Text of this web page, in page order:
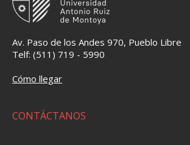
Av. Paso de los Andes 970, Pueblo Libre
Telf: (511) 719 - 5990
Cómo llegar
CONTÁCTANOS